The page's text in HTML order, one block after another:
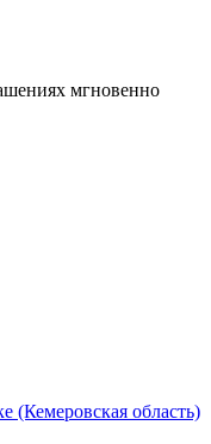
мгновенно
(Кемеровская область)